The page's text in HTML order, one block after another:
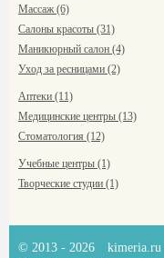
Массаж (6)
Салоны красоты (31)
Маникюрный салон (4)
Уход за ресницами (2)
Аптеки (11)
Медицинские центры (13)
Стоматология (12)
Учебные центры (1)
Творческие студии (1)
© 2013 - 2026 kimeria.ru